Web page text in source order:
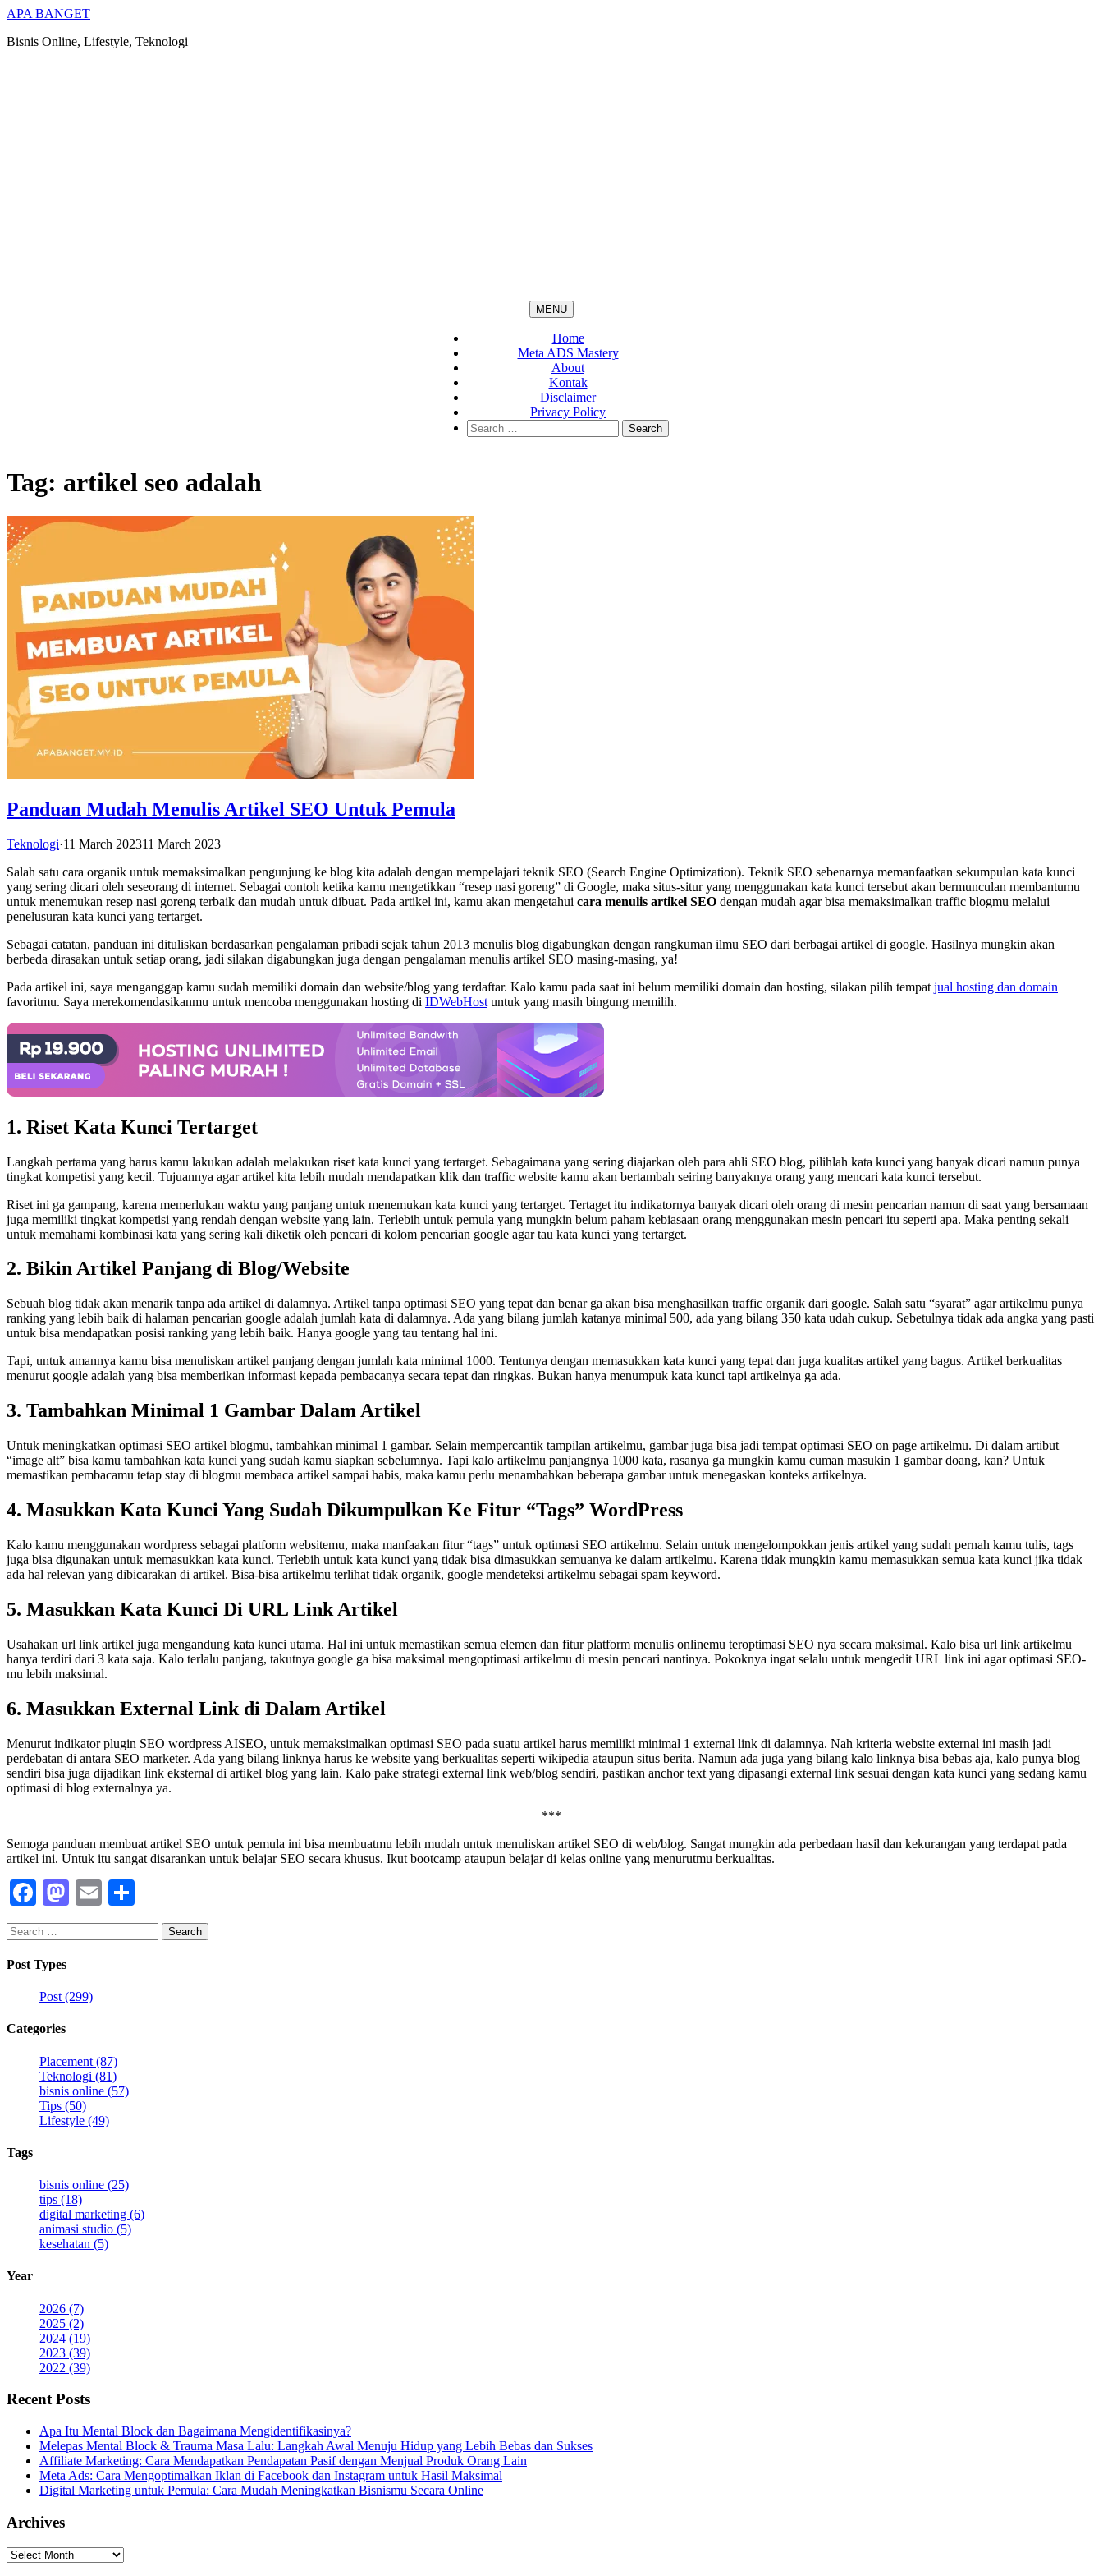
Skip
content
APA BANGET
Bisnis Online, Lifestyle, Teknologi
MENU
Home
Meta ADS Mastery
About
Kontak
Disclaimer
Privacy Policy
Search
for:
Tag: artikel seo adalah
Panduan Mudah Menulis Artikel SEO Untuk Pemula
Teknologi·11 March 202311 March 2023
Salah satu cara organik untuk memaksimalkan pengunjung ke blog kita adalah dengan mempelajari teknik SEO (Search Engine Optimization). Teknik SEO sebenarnya memanfaatkan sekumpulan kata kunci
yang sering dicari oleh seseorang di internet. Sebagai contoh ketika kamu mengetikkan “resep nasi goreng” di Google, maka situs-situr yang menggunakan kata kunci tersebut akan bermunculan membantumu
untuk menemukan resep nasi goreng terbaik dan mudah untuk dibuat. Pada artikel ini, kamu akan mengetahui cara menulis artikel SEO dengan mudah agar bisa memaksimalkan traffic blogmu melalui
penelusuran kata kunci yang tertarget.
Sebagai catatan, panduan ini dituliskan berdasarkan pengalaman pribadi sejak tahun 2013 menulis blog digabungkan dengan rangkuman ilmu SEO dari berbagai artikel di google. Hasilnya mungkin akan
berbeda dirasakan untuk setiap orang, jadi silakan digabungkan juga dengan pengalaman menulis artikel SEO masing-masing, ya!
Pada artikel ini, saya menganggap kamu sudah memiliki domain dan website/blog yang terdaftar. Kalo kamu pada saat ini belum memiliki domain dan hosting, silakan pilih tempat jual hosting dan domain
favoritmu. Saya merekomendasikanmu untuk mencoba menggunakan hosting di IDWebHost untuk yang masih bingung memilih.
1. Riset Kata Kunci Tertarget
Langkah pertama yang harus kamu lakukan adalah melakukan riset kata kunci yang tertarget. Sebagaimana yang sering diajarkan oleh para ahli SEO blog, pilihlah kata kunci yang banyak dicari namun punya
tingkat kompetisi yang kecil. Tujuannya agar artikel kita lebih mudah mendapatkan klik dan traffic website kamu akan bertambah seiring banyaknya orang yang mencari kata kunci tersebut.
Riset ini ga gampang, karena memerlukan waktu yang panjang untuk menemukan kata kunci yang tertarget. Tertaget itu indikatornya banyak dicari oleh orang di mesin pencarian namun di saat yang bersamaan
juga memiliki tingkat kompetisi yang rendah dengan website yang lain. Terlebih untuk pemula yang mungkin belum paham kebiasaan orang menggunakan mesin pencari itu seperti apa. Maka penting sekali
untuk memahami kombinasi kata yang sering kali diketik oleh pencari di kolom pencarian google agar tau kata kunci yang tertarget.
2. Bikin Artikel Panjang di Blog/Website
Sebuah blog tidak akan menarik tanpa ada artikel di dalamnya. Artikel tanpa optimasi SEO yang tepat dan benar ga akan bisa menghasilkan traffic organik dari google. Salah satu “syarat” agar artikelmu punya
ranking yang lebih baik di halaman pencarian google adalah jumlah kata di dalamnya. Ada yang bilang jumlah katanya minimal 500, ada yang bilang 350 kata udah cukup. Sebetulnya tidak ada angka yang pasti
untuk bisa mendapatkan posisi ranking yang lebih baik. Hanya google yang tau tentang hal ini.
Tapi, untuk amannya kamu bisa menuliskan artikel panjang dengan jumlah kata minimal 1000. Tentunya dengan memasukkan kata kunci yang tepat dan juga kualitas artikel yang bagus. Artikel berkualitas
menurut google adalah yang bisa memberikan informasi kepada pembacanya secara tepat dan ringkas. Bukan hanya menumpuk kata kunci tapi artikelnya ga ada.
3. Tambahkan Minimal 1 Gambar Dalam Artikel
Untuk meningkatkan optimasi SEO artikel blogmu, tambahkan minimal 1 gambar. Selain mempercantik tampilan artikelmu, gambar juga bisa jadi tempat optimasi SEO on page artikelmu. Di dalam artibut
“image alt” bisa kamu tambahkan kata kunci yang sudah kamu siapkan sebelumnya. Tapi kalo artikelmu panjangnya 1000 kata, rasanya ga mungkin kamu cuman masukin 1 gambar doang, kan? Untuk
memastikan pembacamu tetap stay di blogmu membaca artikel sampai habis, maka kamu perlu menambahkan beberapa gambar untuk menegaskan konteks artikelnya.
4. Masukkan Kata Kunci Yang Sudah Dikumpulkan Ke Fitur “Tags” WordPress
Kalo kamu menggunakan wordpress sebagai platform websitemu, maka manfaakan fitur “tags” untuk optimasi SEO artikelmu. Selain untuk mengelompokkan jenis artikel yang sudah pernah kamu tulis, tags
juga bisa digunakan untuk memasukkan kata kunci. Terlebih untuk kata kunci yang tidak bisa dimasukkan semuanya ke dalam artikelmu. Karena tidak mungkin kamu memasukkan semua kata kunci jika tidak
ada hal relevan yang dibicarakan di artikel. Bisa-bisa artikelmu terlihat tidak organik, google mendeteksi artikelmu sebagai spam keyword.
5. Masukkan Kata Kunci Di URL Link Artikel
Usahakan url link artikel juga mengandung kata kunci utama. Hal ini untuk memastikan semua elemen dan fitur platform menulis onlinemu teroptimasi SEO nya secara maksimal. Kalo bisa url link artikelmu
hanya terdiri dari 3 kata saja. Kalo terlalu panjang, takutnya google ga bisa maksimal mengoptimasi artikelmu di mesin pencari nantinya. Pokoknya ingat selalu untuk mengedit URL link ini agar optimasi SEO-
mu lebih maksimal.
6. Masukkan External Link di Dalam Artikel
Menurut indikator plugin SEO wordpress AISEO, untuk memaksimalkan optimasi SEO pada suatu artikel harus memiliki minimal 1 external link di dalamnya. Nah kriteria website external ini masih jadi
perdebatan di antara SEO marketer. Ada yang bilang linknya harus ke website yang berkualitas seperti wikipedia ataupun situs berita. Namun ada juga yang bilang kalo linknya bisa bebas aja, kalo punya blog
sendiri bisa juga dijadikan link eksternal di artikel blog yang lain. Kalo pake strategi external link web/blog sendiri, pastikan anchor text yang dipasangi external link sesuai dengan kata kunci yang sedang kamu
optimasi di blog externalnya ya.
***
Semoga panduan membuat artikel SEO untuk pemula ini bisa membuatmu lebih mudah untuk menuliskan artikel SEO di web/blog. Sangat mungkin ada perbedaan hasil dan kekurangan yang terdapat pada
artikel ini. Untuk itu sangat disarankan untuk belajar SEO secara khusus. Ikut bootcamp ataupun belajar di kelas online yang menurutmu berkualitas.
Facebook
Mastodon
Email
Search
for:
Post Types
Post (299)
Categories
Placement (87)
Teknologi (81)
bisnis online (57)
Tips (50)
Lifestyle (49)
Tags
bisnis online (25)
tips (18)
digital marketing (6)
animasi studio (5)
kesehatan (5)
Year
2026 (7)
2025 (2)
2024 (19)
2023 (39)
2022 (39)
Recent Posts
Apa Itu Mental Block dan Bagaimana Mengidentifikasinya?
Melepas Mental Block & Trauma Masa Lalu: Langkah Awal Menuju Hidup yang Lebih Bebas dan Sukses
Affiliate Marketing: Cara Mendapatkan Pendapatan Pasif dengan Menjual Produk Orang Lain
Meta Ads: Cara Mengoptimalkan Iklan di Facebook dan Instagram untuk Hasil Maksimal
Digital Marketing untuk Pemula: Cara Mudah Meningkatkan Bisnismu Secara Online
Archives
Archives